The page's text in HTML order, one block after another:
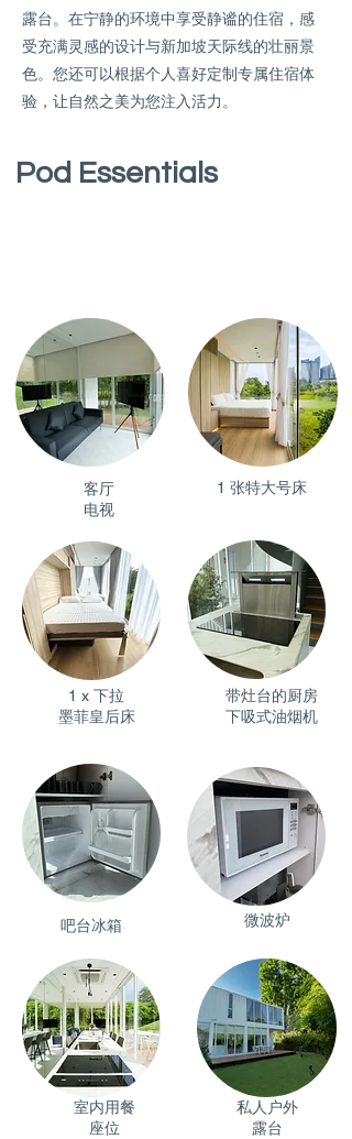
露台。在宁静的环境中享受静谧的住宿，感
受充满灵感的设计与新加坡天际线的壮丽景
色。您还可以根据个人喜好定制专属住宿体
验，让自然之美为您注入活力。
Pod Essentials
1 张特大号床
客厅
电视
1 x 下拉
墨菲皇后床
带灶台的厨房
下吸式油烟机
吧台冰箱 微波炉
室内用餐
座位
私人户外
露台